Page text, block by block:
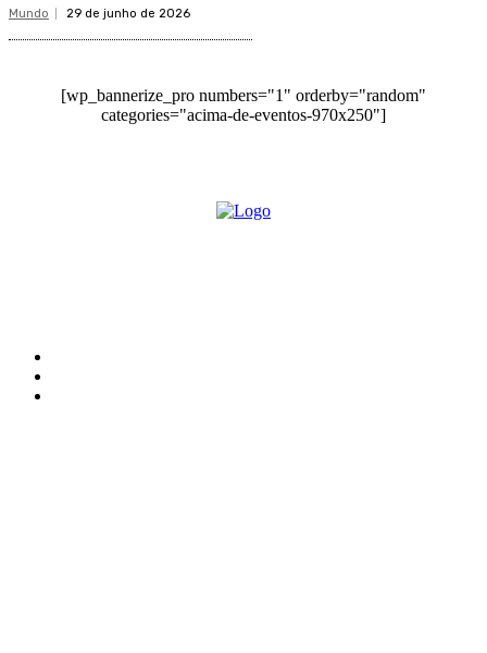
Mundo 29 de junho de 2026
[wp_bannerize_pro numbers="1" orderby="random"
categories="acima-de-eventos-970x250"]